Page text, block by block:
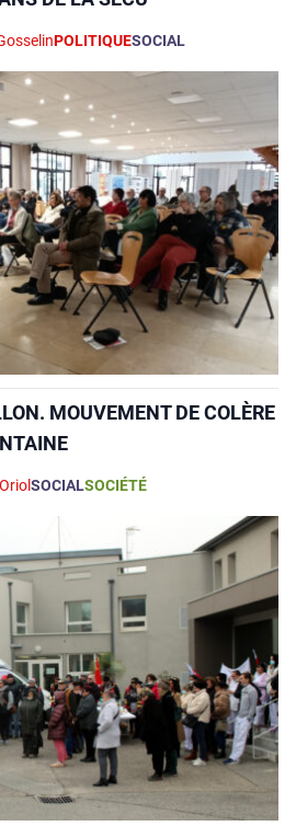
POLITIQUESOCIAL
MOUVEMENT DE COLÈRE
SOCIALSOCIÉTÉ